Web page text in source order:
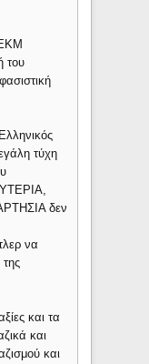
του
τύχη
δεν
να
και τα
και
και